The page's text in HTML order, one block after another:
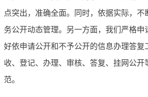
点突出，准确全面。同时，依据实际，
务公开动态管理。另一方面，我们严格申
好依申请公开和不予公开的信息办理答
收、登记、办理、审核、答复、挂网公
范。